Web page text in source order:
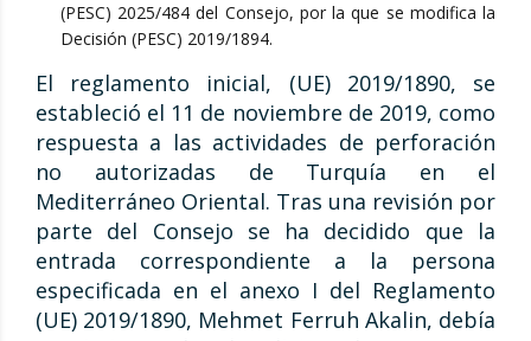
(PESC) 2025/484 del Consejo, por la que se modifica la
Decisión (PESC) 2019/1894.
El reglamento inicial, (UE) 2019/1890, se
estableció el 11 de noviembre de 2019, como
respuesta a las actividades de perforación
no autorizadas de Turquía en el
Mediterráneo Oriental. Tras una revisión por
parte del Consejo se ha decidido que la
entrada correspondiente a la persona
especificada en el anexo I del Reglamento
(UE) 2019/1890, Mehmet Ferruh Akalin, debía